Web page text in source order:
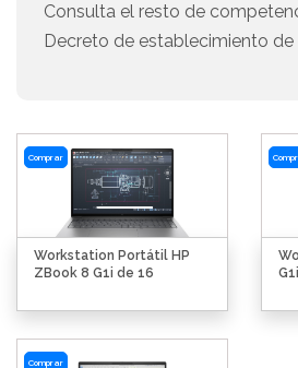
Consulta el resto de
Decreto de establecimiento de
Comprar
Workstation Portátil HP
ZBook 8 G1i de 16
G1i
Comprar